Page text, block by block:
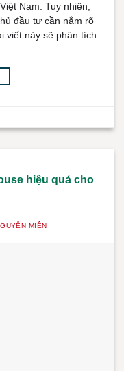
Nam. Tuy nhiên,
đầu tư cần nắm rõ
viết này sẽ phân tích
hiệu quả cho
MIÊN